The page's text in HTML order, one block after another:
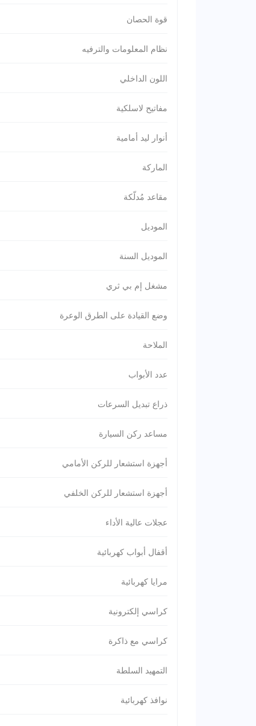
قوة الحصان
نظام المعلومات والترفيه
اللون الداخلي
مفاتيح لاسلكية
أنوار ليد أمامية
الماركة
مقاعد مُدلّكة
الموديل
الموديل السنة
مشغل إم بي ثري
وضع القيادة على الطرق الوعرة
الملاحة
عدد الأبواب
ذراع تبديل السرعات
مساعد ركن السيارة
أجهزة استشعار للركن الأمامي
أجهزة استشعار للركن الخلفي
عجلات عالية الأداء
أقفال أبواب كهربائية
مرايا كهربائية
كراسي إلكترونية
كراسي مع ذاكرة
التمهيد السلطة
نوافذ كهربائية